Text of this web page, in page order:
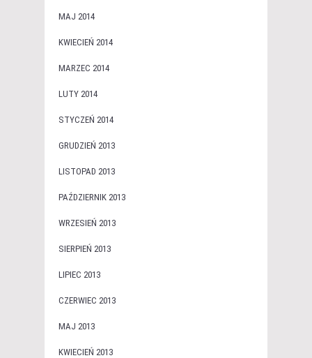
MAJ 2014
KWIECIEŃ 2014
MARZEC 2014
LUTY 2014
STYCZEŃ 2014
GRUDZIEŃ 2013
LISTOPAD 2013
PAŹDZIERNIK 2013
WRZESIEŃ 2013
SIERPIEŃ 2013
LIPIEC 2013
CZERWIEC 2013
MAJ 2013
KWIECIEŃ 2013